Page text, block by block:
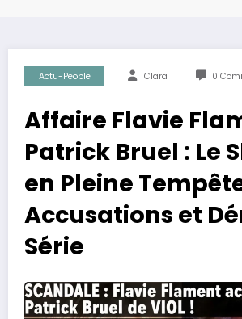
Actu-People Clara 0
Affaire Flavie
Patrick Bruel : Le
en Pleine
Accusations et
Série